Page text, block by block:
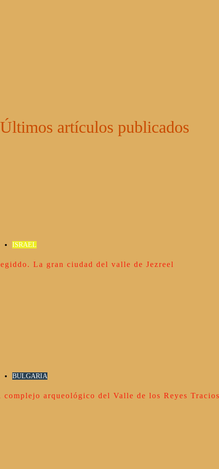
Últimos artículos publicados
ISRAEL
La gran ciudad del valle de Jezreel
BULGARIA
complejo arqueológico del Valle de los Reyes